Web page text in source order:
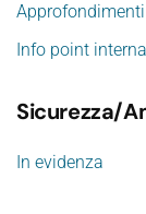
Approfondimenti
Info point
Sicurezza/
In evidenza